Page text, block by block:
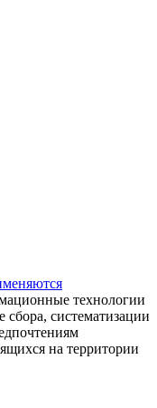
технологии
систематизации
на территории